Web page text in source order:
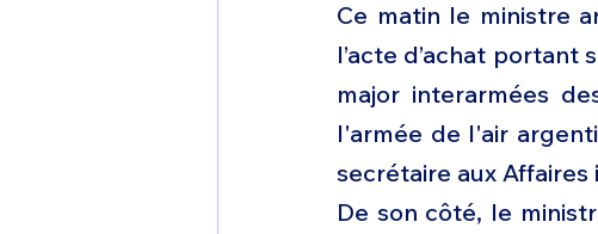
Ce matin le ministre
l’acte d’achat portant
major interarmées
l'armée de l'air
secrétaire aux
De son côté, le